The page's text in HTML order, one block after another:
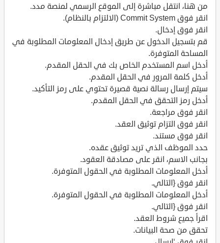
من هنا، انتقل مباشرة إلى الموقع الرسمي لمنصة مدد.
انقر فوق Commit System (الالتزام بالنظام).
انقر فوق إدخال.
قم بتسجيل الدخول عن طريق إدخال المعلومات المطلوبة في
المساحة المتوفرة.
أدخل اسم المستخدم الخاص بك في الحقل المقدم.
أدخل كلمة المرور في الحقل المقدم.
سيتم إرسال رسالة نصية قصيرة تحتوي على رمز التأكيد.
أدخل رمز التحقق في الحقل المقدم.
انقر فوق مراجعة.
انقر فوق التزام توثيق العقد.
انقر فوق مستند.
حدد الموظف الذي تريد توثيق عقده.
بجانب الاسم، انقر على مصادقة العقود.
أدخل المعلومات المطلوبة في الحقول المتوفرة.
انقر فوق {التالي.
أدخل المعلومات المطلوبة في الحقول المتوفرة.
انقر فوق {التالي.
اقرأ جميع شروط العقد.
تحقق من صحة البيانات.